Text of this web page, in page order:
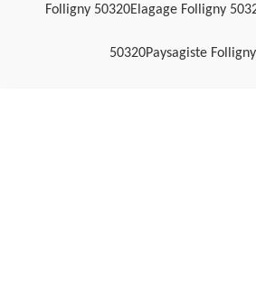
Folligny 50320Elagage Folligny
50320Paysagiste